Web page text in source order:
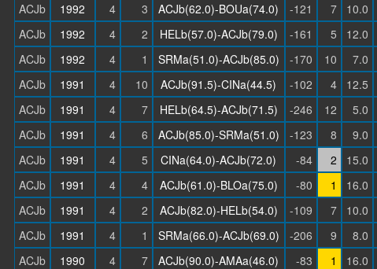
ACJb
1992 4 3 ACJb(62.0)-BOUa(74.0) -121 7 10.0
ACJb
1992 4 2 HELb(57.0)-ACJb(79.0) -161 5 12.0
ACJb
1992 4 1 SRMa(51.0)-ACJb(85.0) -170 10 7.0
ACJb
1991 4 10 ACJb(91.5)-CINa(44.5) -102 4 12.5
ACJb
1991 4 7 HELb(64.5)-ACJb(71.5) -246 12 5.0
ACJb
1991 4 6 ACJb(85.0)-SRMa(51.0) -123 8 9.0
ACJb
1991 4 5 CINa(64.0)-ACJb(72.0) -84 2 15.0
ACJb
1991 4 4 ACJb(61.0)-BLOa(75.0) -80 1 16.0
ACJb
1991 4 2 ACJb(82.0)-HELb(54.0) -109 7 10.0
ACJb
1991 4 1 SRMa(66.0)-ACJb(69.0) -206 9 8.0
ACJb
1990 4 7 ACJb(90.0)-AMAa(46.0) -83 1 16.0